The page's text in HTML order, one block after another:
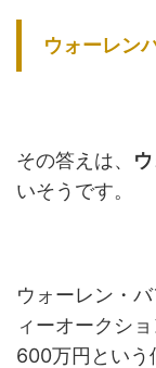
ウォーレン
その答えは、
いそうです。
ウォーレン・
ィーオークシ
600万円という